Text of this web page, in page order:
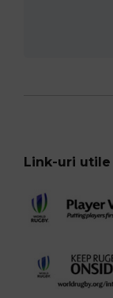
Link-uri utile